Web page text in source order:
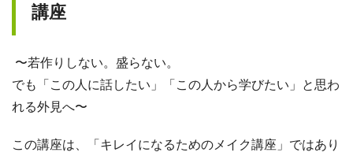
講座
〜若作りしない。盛らない。
でも「この人に話したい」「この人から学びたい」と思わ
れる外見へ〜
この講座は、「キレイになるためのメイク講座」ではあり